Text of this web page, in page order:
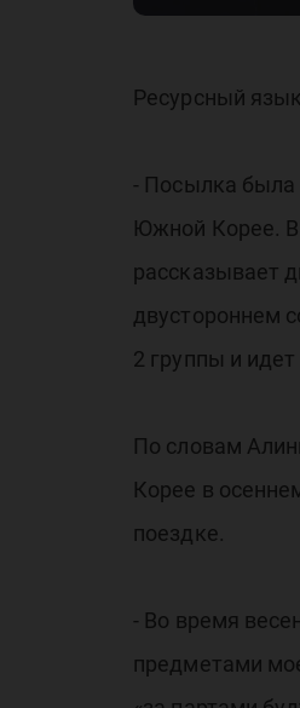
Ресурсный
- Посылка была
Южной Корее. В
рассказывает
двустороннем
2 группы и
По словам
Корее в
поездке.
- Во время
предметами